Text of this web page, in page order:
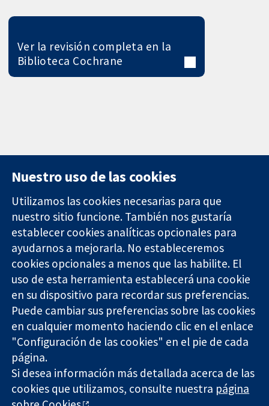
Ver la revisión completa en la
Biblioteca Cochrane
Evidencia fiable.
Decisiones
informadas.
Mejor salud.
11-13 Cavendish
Square
Londres
W1G 0AN
Reino Unido
Contacto
Noticias
Prensa
Sobre
nosotros
Empleo
Cochrane
Library
The Cochrane Collaboration is a charity (no. 1045921) and a
company limited by guarantee (no. 03044323) registered in
England & Wales. VAT registration number GB 718 2127 49.
Nuestro uso de las cookies
Utilizamos las cookies necesarias para que
nuestro sitio funcione. También nos gustaría
establecer cookies analíticas opcionales para
ayudarnos a mejorarla. No estableceremos
cookies opcionales a menos que las habilite. El
uso de esta herramienta establecerá una cookie
en su dispositivo para recordar sus preferencias.
Puede cambiar sus preferencias sobre las cookies
en cualquier momento haciendo clic en el enlace
"Configuración de las cookies" en el pie de cada
página.
Si desea información más detallada acerca de las
cookies que utilizamos, consulte nuestra página